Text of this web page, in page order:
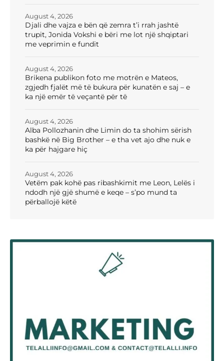
Djali dhe vajza e bën që zemra t’i rrah jashtë
trupit, Jonida Vokshi e bëri me lot një shqiptari
me veprimin e fundit
August 4, 2026
Brikena publikon foto me motrën e Mateos,
zgjedh fjalët më të bukura për kunatën e saj – e
ka një emër të veçantë për të
August 4, 2026
Alba Pollozhanin dhe Limin do ta shohim sërish
bashkë në Big Brother – e tha vet ajo dhe nuk e
ka për hajgare hiç
August 4, 2026
Vetëm pak kohë pas ribashkimit me Leon, Lelës i
ndodh një gjë shumë e keqe – s’po mund ta
përballojë këtë
August 4, 2026